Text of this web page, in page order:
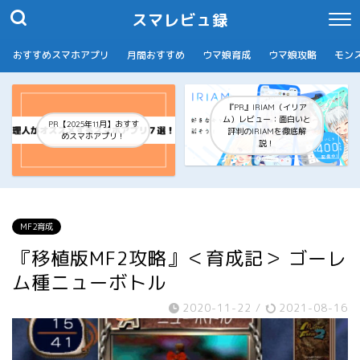
スマレビュ録
おすすめスマホアプリ 月間おすすめ ウマ娘育成 ウマ娘攻略 モン
PR【2025年11月】おすす
めスマホアプリ！
『PR』IRIAM（イリア
ム）レビュー：面白いと
評判のIRIAMを徹底解
説！
MF2育成
『移植版MF2攻略』＜育成記＞ ゴーレ
ム種ニューボトル
2020-11-22 / 2021-08-16